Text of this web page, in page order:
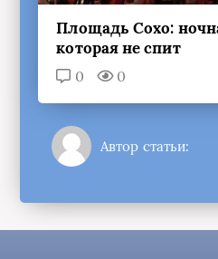
Площадь Сохо:
которая не спит
0 0
Автор статьи: